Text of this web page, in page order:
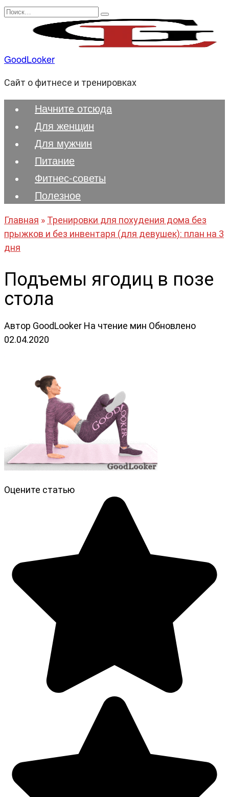
Перейти
содержанию
Search
GoodLooker
Сайт о фитнесе и тренировках
Начните отсюда
Для женщин
Для мужчин
Питание
Фитнес-советы
Полезноe
Главная » Тренировки для похудения дома без
прыжков и без инвентаря (для девушек): план на 3
дня
Подъемы ягодиц в позе
стола
Автор GoodLooker На чтение мин Обновлено
02.04.2020
Оцените статью